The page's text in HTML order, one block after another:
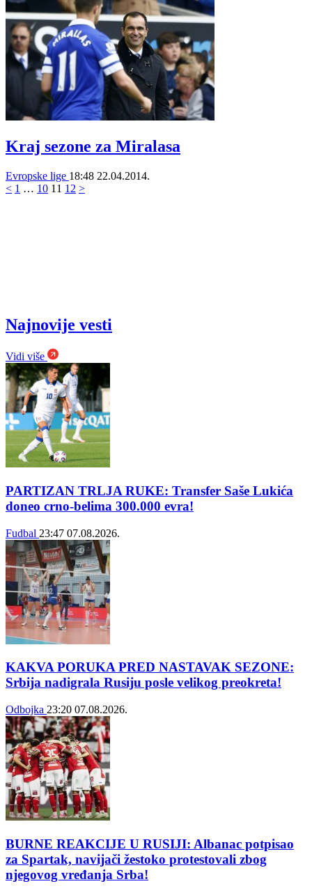
Kraj sezone za Miralasa
Evropske lige 18:48 22.04.2014.
< 1 … 10 11 12 >
Najnovije vesti
Vidi više
PARTIZAN TRLJA RUKE: Transfer Saše Lukića
doneo crno-belima 300.000 evra!
Fudbal 23:47 07.08.2026.
KAKVA PORUKA PRED NASTAVAK SEZONE:
Srbija nadigrala Rusiju posle velikog preokreta!
Odbojka 23:20 07.08.2026.
BURNE REAKCIJE U RUSIJI: Albanac potpisao
za Spartak, navijači žestoko protestovali zbog
njegovog vređanja Srba!